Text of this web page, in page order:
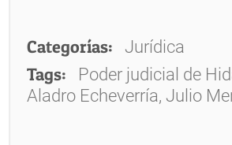
Categorías: Jurídica
Tags:
Poder judicial de
Aladro Echeverría, Julio